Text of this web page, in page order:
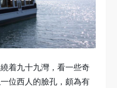
着九十九灣，看一些奇
位西人的臉孔，頗為有